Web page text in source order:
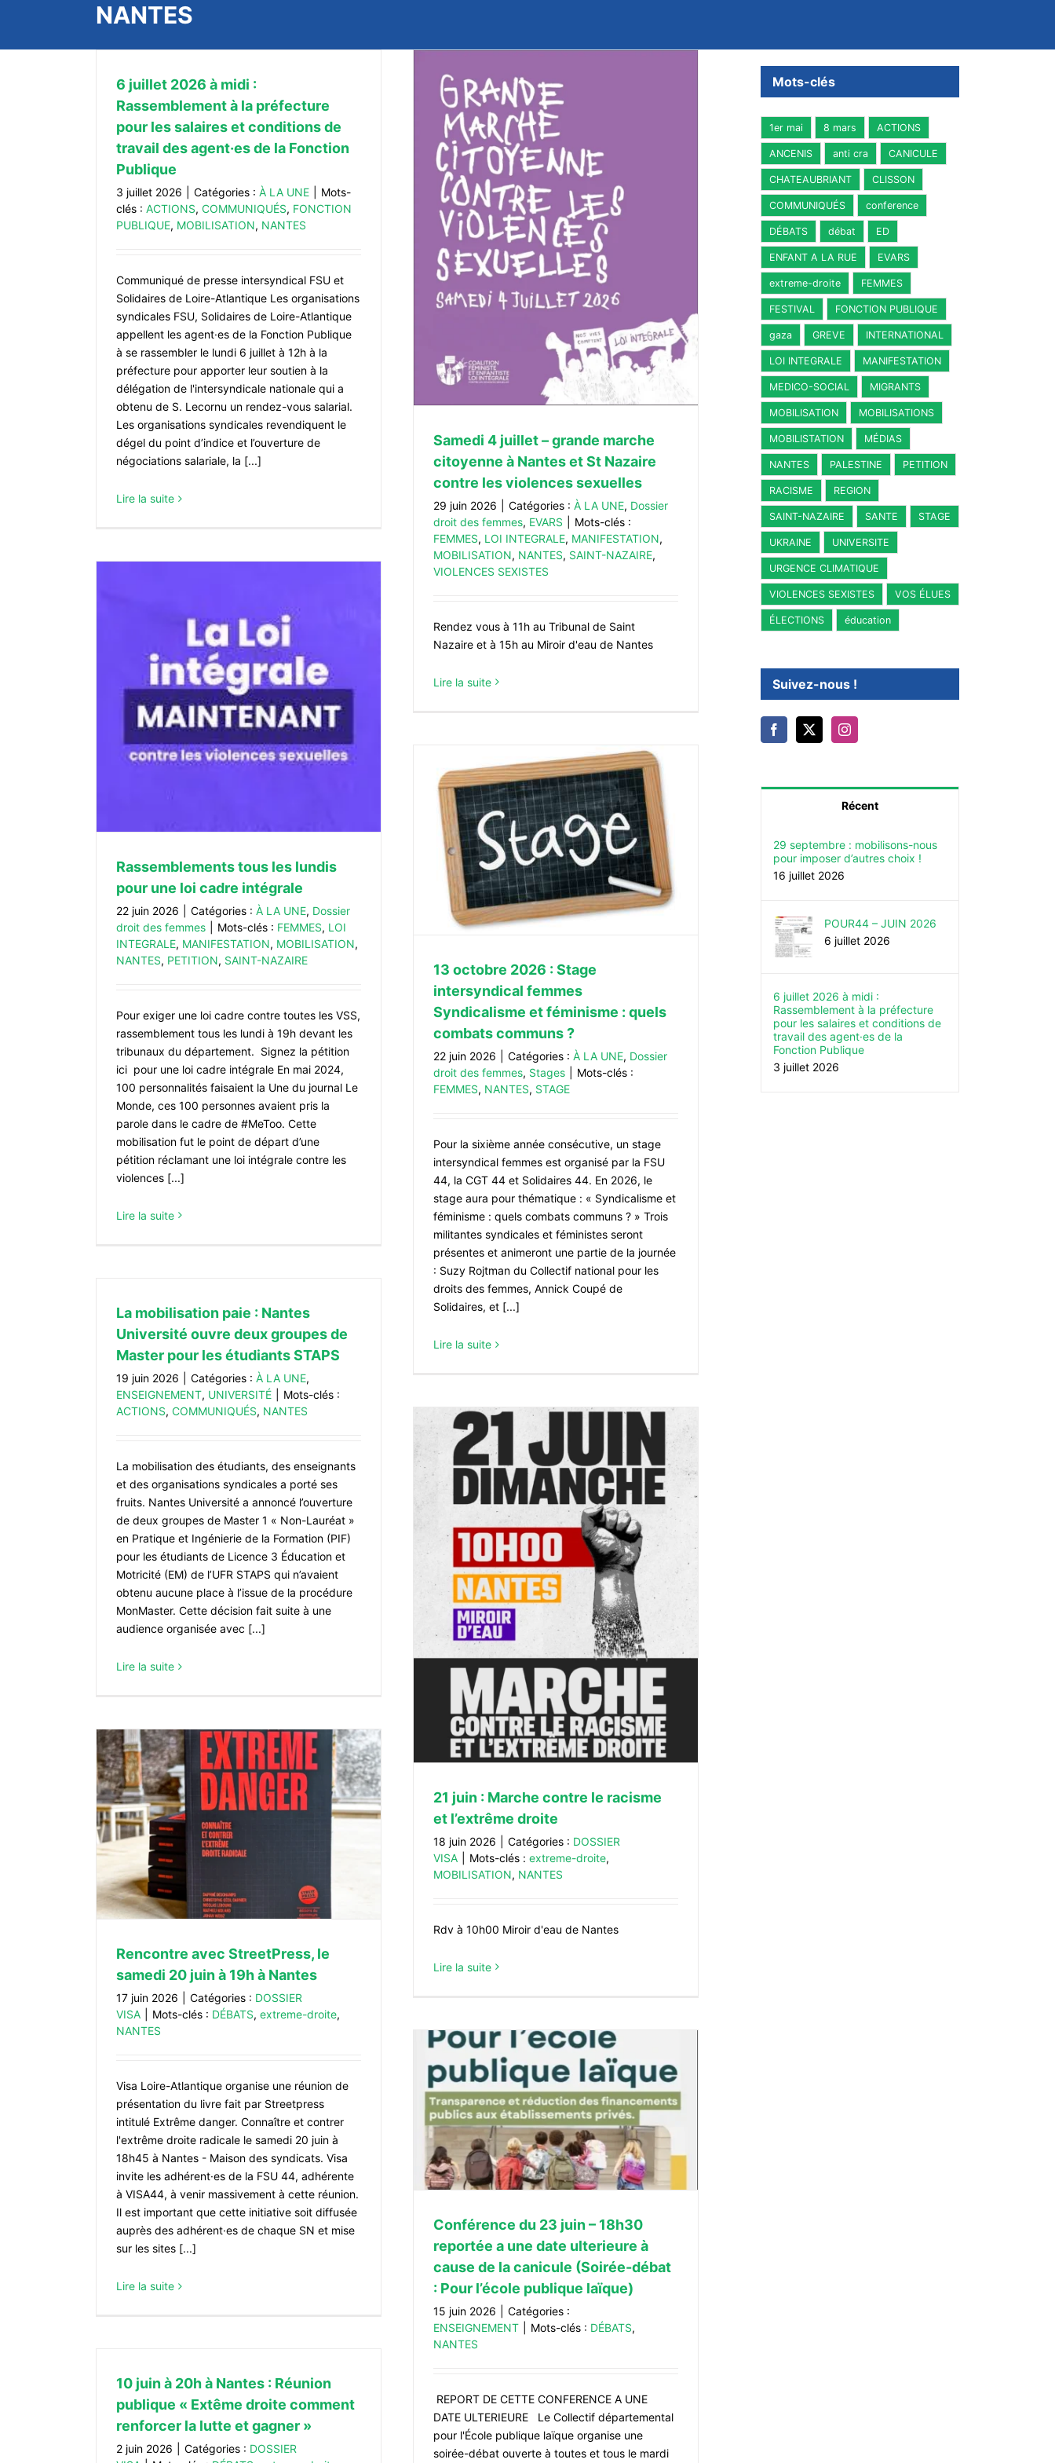
NANTES
6 juillet 2026 à midi :
Rassemblement à la préfecture
pour les salaires et conditions de
travail des agent·es de la Fonction
Publique
3 juillet 2026 Catégories : À LA UNE
Mots-
clés : ACTIONS, COMMUNIQUÉS, FONCTION
PUBLIQUE, MOBILISATION, NANTES
Communiqué de presse intersyndical FSU et
Solidaires de Loire-Atlantique Les organisations
syndicales FSU, Solidaires de Loire-Atlantique
appellent les agent·es de la Fonction Publique
à se rassembler le lundi 6 juillet à 12h à la
préfecture pour apporter leur soutien à la
délégation de l'intersyndicale nationale qui a
obtenu de S. Lecornu un rendez-vous salarial.
Les organisations syndicales revendiquent le
dégel du point d’indice et l’ouverture de
négociations salariale, la [...]
Lire la suite
Samedi 4 juillet – grande marche citoyenne à
À LA UNE
Dossier droit des femmes
Samedi 4 juillet – grande marche
citoyenne à Nantes et St Nazaire
contre les violences sexuelles
29 juin 2026 Catégories : À LA UNE, Dossier
droit des femmes, EVARS
Mots-clés :
FEMMES, LOI INTEGRALE, MANIFESTATION,
MOBILISATION, NANTES, SAINT-NAZAIRE,
VIOLENCES SEXISTES
Rendez vous à 11h au Tribunal de Saint
Nazaire et à 15h au Miroir d'eau de Nantes
Lire la suite
Rassemblements tous les lundis
pour une loi cadre intégrale
22 juin 2026 Catégories : À LA UNE, Dossier
droit des femmes
Mots-clés : FEMMES, LOI
INTEGRALE, MANIFESTATION, MOBILISATION,
NANTES, PETITION, SAINT-NAZAIRE
Pour exiger une loi cadre contre toutes les VSS,
rassemblement tous les lundi à 19h devant les
tribunaux du département. Signez la pétition
ici pour une loi cadre intégrale En mai 2024,
100 personnalités faisaient la Une du journal Le
Monde, ces 100 personnes avaient pris la
parole dans le cadre de #MeToo. Cette
mobilisation fut le point de départ d’une
pétition réclamant une loi intégrale contre les
violences [...]
Lire la suite
13 octobre 2026 : Stage intersyndical
combats communs ?
À LA UNE Dossier droit des femmes
13 octobre 2026 : Stage
intersyndical femmes
Syndicalisme et féminisme : quels
combats communs ?
22 juin 2026 Catégories : À LA UNE, Dossier
droit des femmes, Stages
Mots-clés :
FEMMES, NANTES, STAGE
Pour la sixième année consécutive, un stage
intersyndical femmes est organisé par la FSU
44, la CGT 44 et Solidaires 44. En 2026, le
stage aura pour thématique : « Syndicalisme et
féminisme : quels combats communs ? » Trois
militantes syndicales et féministes seront
présentes et animeront une partie de la journée
: Suzy Rojtman du Collectif national pour les
droits des femmes, Annick Coupé de
Solidaires, et [...]
Lire la suite
La mobilisation paie : Nantes
Université ouvre deux groupes de
Master pour les étudiants STAPS
19 juin 2026 Catégories : À LA UNE,
ENSEIGNEMENT, UNIVERSITÉ
Mots-clés :
ACTIONS, COMMUNIQUÉS, NANTES
La mobilisation des étudiants, des enseignants
et des organisations syndicales a porté ses
fruits. Nantes Université a annoncé l’ouverture
de deux groupes de Master 1 « Non-Lauréat »
en Pratique et Ingénierie de la Formation (PIF)
pour les étudiants de Licence 3 Éducation et
Motricité (EM) de l’UFR STAPS qui n’avaient
obtenu aucune place à l’issue de la procédure
MonMaster. Cette décision fait suite à une
audience organisée avec [...]
Lire la suite
21 juin : Marche contre le racisme et
l’extrême droite
DOSSIER VISA
21 juin : Marche contre le racisme
et l’extrême droite
18 juin 2026 Catégories : DOSSIER
VISA
Mots-clés : extreme-droite,
MOBILISATION, NANTES
Rdv à 10h00 Miroir d'eau de Nantes
Lire la suite
Rencontre avec StreetPress, le
samedi 20 juin à 19h à Nantes
17 juin 2026 Catégories : DOSSIER
VISA
Mots-clés : DÉBATS, extreme-droite,
NANTES
Visa Loire-Atlantique organise une réunion de
présentation du livre fait par Streetpress
intitulé Extrême danger. Connaître et contrer
l'extrême droite radicale le samedi 20 juin à
18h45 à Nantes - Maison des syndicats. Visa
invite les adhérent·es de la FSU 44, adhérente
à VISA44, à venir massivement à cette réunion.
Il est important que cette initiative soit diffusée
auprès des adhérent·es de chaque SN et mise
sur les sites [...]
Lire la suite
Conférence du 23 juin – 18h30 reportée a
une date ulterieure à cause de la canicule
(Soirée-débat : Pour l’école publique laïque)
ENSEIGNEMENT
Conférence du 23 juin – 18h30
reportée a une date ulterieure à
cause de la canicule (Soirée-débat
: Pour l’école publique laïque)
15 juin 2026
Catégories :
ENSEIGNEMENT
Mots-clés : DÉBATS,
NANTES
REPORT DE CETTE CONFERENCE A UNE
DATE ULTERIEURE Le Collectif départemental
pour l'École publique laïque organise une
soirée-débat ouverte à toutes et tous le mardi
10 juin à 20h à Nantes : Réunion
publique « Extême droite comment
renforcer la lutte et gagner »
2 juin 2026 Catégories : DOSSIER
Mots-clés
1er mai 8 mars ACTIONS
ANCENIS anti cra CANICULE
CHATEAUBRIANT CLISSON
COMMUNIQUÉS conference
DÉBATS débat ED
ENFANT A LA RUE EVARS
extreme-droite FEMMES
FESTIVAL FONCTION PUBLIQUE
gaza GREVE INTERNATIONAL
LOI INTEGRALE MANIFESTATION
MEDICO-SOCIAL MIGRANTS
MOBILISATION MOBILISATIONS
MOBILISTATION MÉDIAS
NANTES PALESTINE PETITION
RACISME REGION
SAINT-NAZAIRE SANTE STAGE
UKRAINE UNIVERSITE
URGENCE CLIMATIQUE
VIOLENCES SEXISTES VOS ÉLUES
ÉLECTIONS éducation
Suivez-nous !
Récent
29 septembre : mobilisons-nous
pour imposer d’autres choix !
16 juillet 2026
POUR44 – JUIN 2026
6 juillet 2026
6 juillet 2026 à midi :
Rassemblement à la préfecture
pour les salaires et conditions de
travail des agent·es de la
Fonction Publique
3 juillet 2026